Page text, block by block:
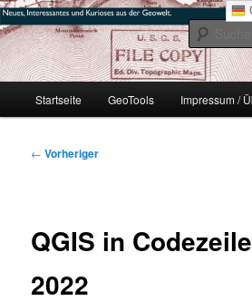
Zum
primären
Inhalt
springen#geoObserver
mikeE's GeoBlog
Startseite GeoTools Impressum /
Beitragsnavigation
← Vorheriger
QGIS in
2022